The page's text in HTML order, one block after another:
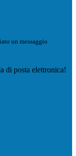
un messaggio
di posta elettronica!